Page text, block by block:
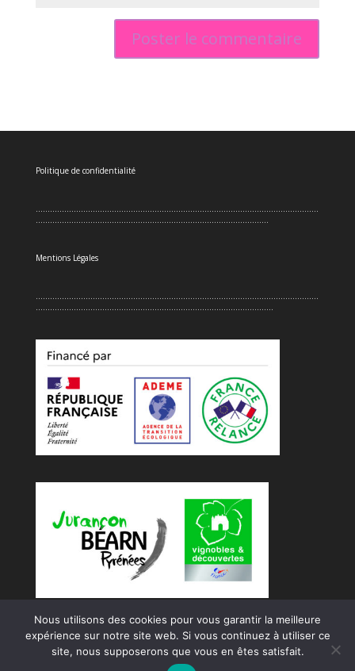
Politique de confidentialité
.......................................................................................................................
..................................................................................................
Mentions Légales
.......................................................................................................................
....................................................................................................
Nous utilisons des cookies pour vous garantir la meilleure
expérience sur notre site web. Si vous continuez à utiliser ce
site, nous supposerons que vous en êtes satisfait.